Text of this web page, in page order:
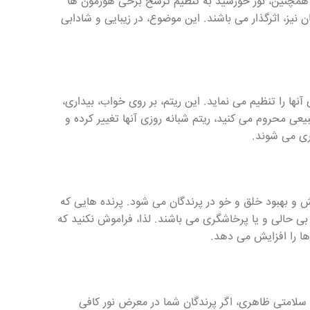
اثرگذار می باشند. این موضوع، در زیبایی و شادابی
را تنظیم می نماید. این ریتم، بر روی خواب، بیداری،
محروم می کنید، ریتم شبانه روزی آنها تغییر کرده و
می شوند.
بهبود خلق و خو در پرندگان می شود. پرنده هایی که
حالی و یا پرخاشگری می باشند. لذا، فراموش نکنید که
را افزایش می دهد.
ظاهری، اگر پرندگان شما در معرض نور کافی